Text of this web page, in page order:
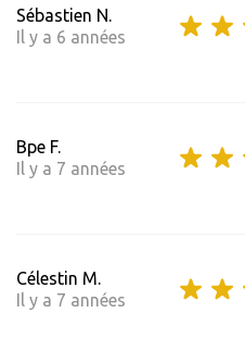
Sébastien N.
Il y a 6 années
Bpe F.
Il y a 7 années
Célestin M.
Il y a 7 années